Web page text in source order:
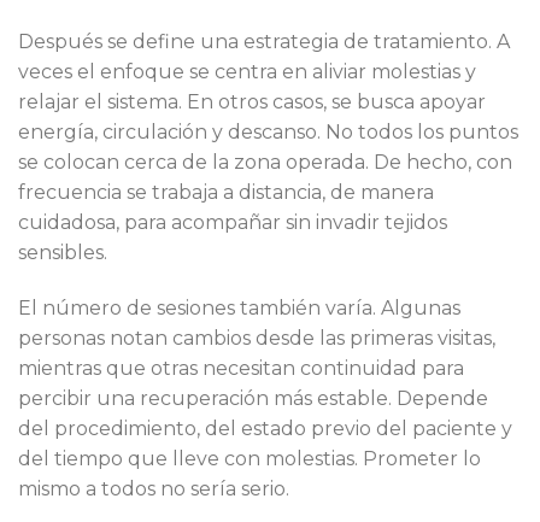
Después se define una estrategia de tratamiento. A
veces el enfoque se centra en aliviar molestias y
relajar el sistema. En otros casos, se busca apoyar
energía, circulación y descanso. No todos los puntos
se colocan cerca de la zona operada. De hecho, con
frecuencia se trabaja a distancia, de manera
cuidadosa, para acompañar sin invadir tejidos
sensibles.
El número de sesiones también varía. Algunas
personas notan cambios desde las primeras visitas,
mientras que otras necesitan continuidad para
percibir una recuperación más estable. Depende
del procedimiento, del estado previo del paciente y
del tiempo que lleve con molestias. Prometer lo
mismo a todos no sería serio.